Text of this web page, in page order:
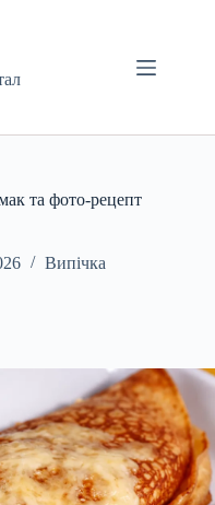
та фото-рецепт
Випічка